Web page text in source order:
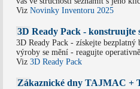
Viz Novinky Inventoru 2025
3D Ready Pack - konstruujte
3D Ready Pack - získejte
výroby se mění - reagujte
Viz 3D Ready Pack
Zákaznické dny TAJMAC +